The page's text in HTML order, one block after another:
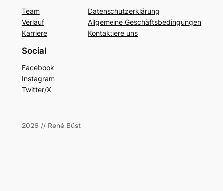
Team
Verlauf
Karriere
Datenschutzerklärung
Allgemeine Geschäftsbedingungen
Kontaktiere uns
Social
Facebook
Instagram
Twitter/X
2026 // René Büst